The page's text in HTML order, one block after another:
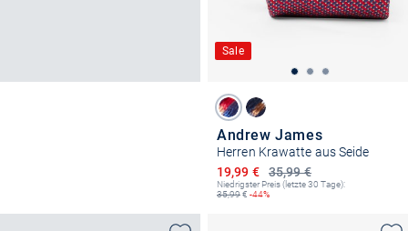
Sale
Andrew James
Herren Krawatte aus Seide
35,99 €
Ermäßigter Preis
19,99 €
Niedrigster Preis (letzte 30 Tage):
35,99€ -44%